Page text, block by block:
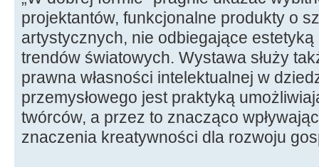
projektantów, funkcjonalne produkty o
artystycznych, nie odbiegające
trendów światowych. Wystawa służy
prawna własności intelektualnej w
przemysłowego jest praktyką
twórców, a przez to znacząco
znaczenia kreatywności dla rozwoju